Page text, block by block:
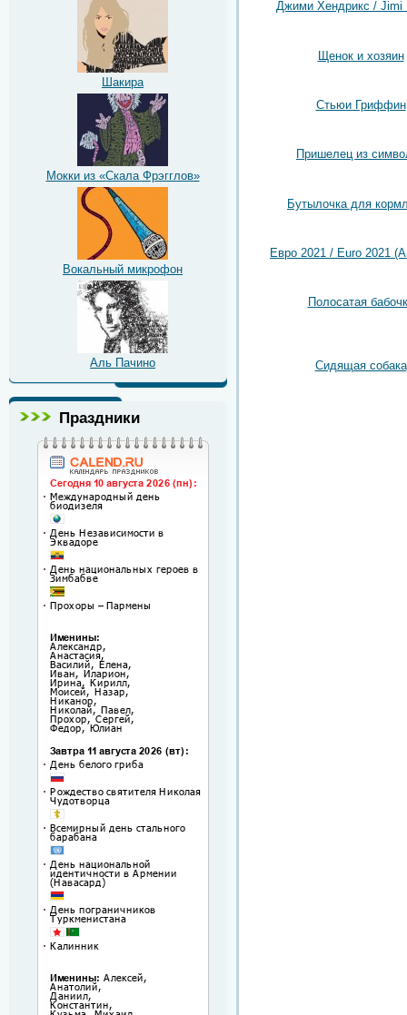
Шакира
Мокки из «Скала Фрэгглов»
Вокальный микрофон
Аль Пачино
Праздники
Джими Хендрикс / Jimi
Щенок и хозяин
Стьюи Гриффин
Пришелец из
Бутылочка для
Евро 2021 / Euro 2021
Полосатая
Сидящая собака